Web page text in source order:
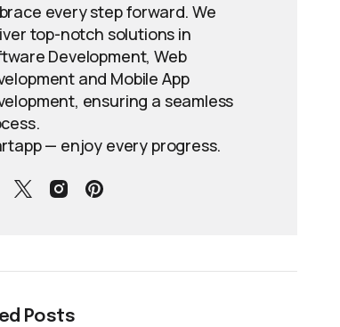
every step forward. We
top-notch solutions in
Development, Web
and Mobile App
ensuring a seamless
— enjoy every progress.
Posts